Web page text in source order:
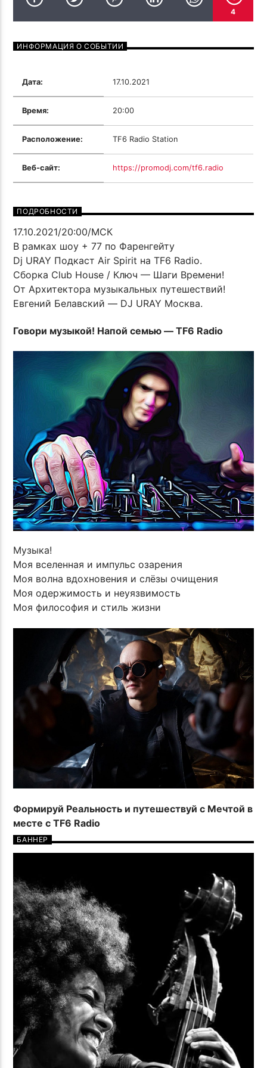
ВРЕМЯ ( CCCP CREW MIX DEEP
HOUSE VOL 3 )
TF6 Radio
4
ИНФОРМАЦИЯ О СОБЫТИИ
Дата: 17.10.2021
Время: 20:00
Расположение: TF6 Radio Station
Веб-сайт: https://promodj.com/tf6.radio
ПОДРОБНОСТИ
17.10.2021/20:00/МСК
В рамках шоу + 77 по Фаренгейту
Dj URAY Подкаст Air Spirit на TF6 Radio.
Сборка Club House / Ключ — Шаги Времени!
От Архитектора музыкальных путешествий!
Евгений Белавский — DJ URAY Москва.
Говори музыкой! Напой семью — TF6 Radio
Музыка!
Моя вселенная и импульс озарения
Моя волна вдохновения и слёзы очищения
Моя одержимость и неуязвимость
Моя философия и стиль жизни
Формируй Реальность и путешествуй с Мечтой в
месте с TF6 Radio
БАННЕР